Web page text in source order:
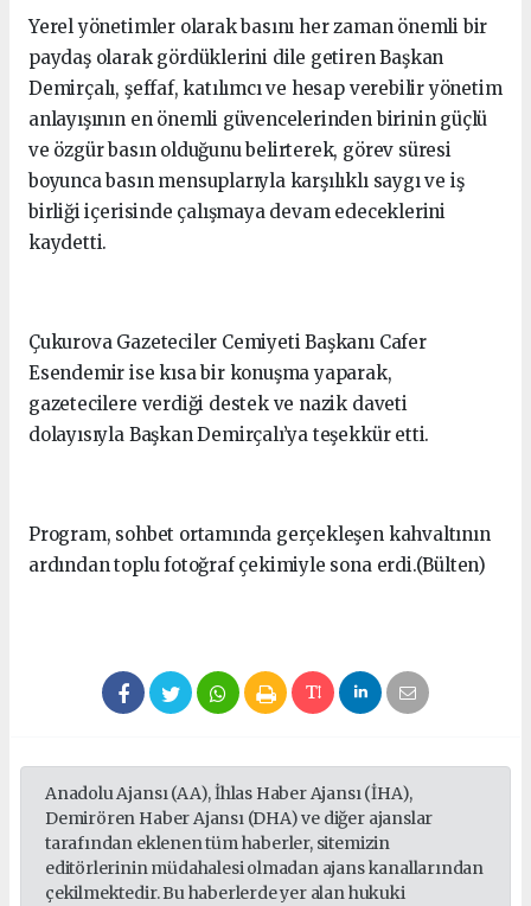
Yerel yönetimler olarak basını her zaman önemli bir
paydaş olarak gördüklerini dile getiren Başkan
Demirçalı, şeffaf, katılımcı ve hesap verebilir yönetim
anlayışının en önemli güvencelerinden birinin güçlü
ve özgür basın olduğunu belirterek, görev süresi
boyunca basın mensuplarıyla karşılıklı saygı ve iş
birliği içerisinde çalışmaya devam edeceklerini
kaydetti.
Çukurova Gazeteciler Cemiyeti Başkanı Cafer
Esendemir ise kısa bir konuşma yaparak,
gazetecilere verdiği destek ve nazik daveti
dolayısıyla Başkan Demirçalı’ya teşekkür etti.
Program, sohbet ortamında gerçekleşen kahvaltının
ardından toplu fotoğraf çekimiyle sona erdi.(Bülten)
Anadolu Ajansı (AA), İhlas Haber Ajansı (İHA),
Demirören Haber Ajansı (DHA) ve diğer ajanslar
tarafından eklenen tüm haberler, sitemizin
editörlerinin müdahalesi olmadan ajans kanallarından
çekilmektedir. Bu haberlerde yer alan hukuki